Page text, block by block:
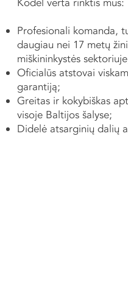
Profesionali komanda,
daugiau nei 17 metų
miškininkystės
Oficialūs atstovai
garantiją;
Greitas ir kokybiškas
visoje Baltijos šalyse;
Didelė atsarginių dalių